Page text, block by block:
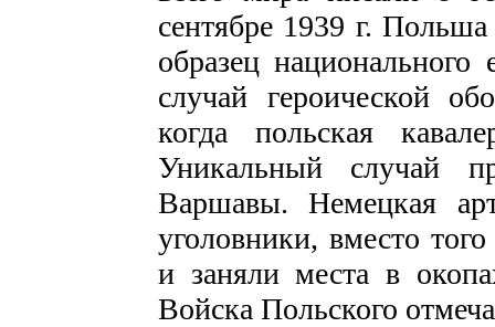
сентябре 1939 г.
образец
случай героической
когда польская
Уникальный случай
Варшавы. Немецкая
уголовники, вместо
и заняли места в
Войска Польского